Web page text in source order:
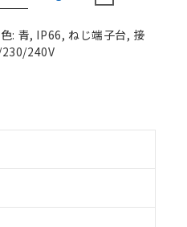
: 青, IP66, ねじ端子台, 接
230/240V